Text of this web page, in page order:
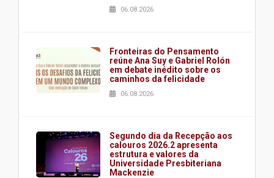
06.08.2026
Fronteiras do Pensamento
reúne Ana Suy e Gabriel Rolón
em debate inédito sobre os
caminhos da felicidade
06.08.2026
Segundo dia da Recepção aos
calouros 2026.2 apresenta
estrutura e valores da
Universidade Presbiteriana
Mackenzie